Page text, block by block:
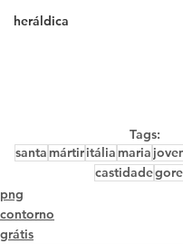
heráldica
Tags:
santa mártiritália maria
castidade
png
contorno
grátis